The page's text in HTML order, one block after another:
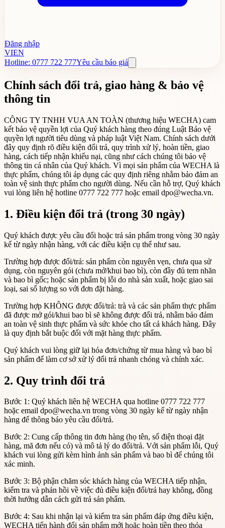
Đăng nhập
VIEN
Hotline: 0777 722 777Yêu cầu báo giá
Chính sách đổi trả, giao hàng & bảo vệ
thông tin
CÔNG TY TNHH VUA AN TOÀN (thương hiệu WECHA) cam
kết bảo vệ quyền lợi của Quý khách hàng theo đúng Luật Bảo vệ
quyền lợi người tiêu dùng và pháp luật Việt Nam. Chính sách dưới
đây quy định rõ điều kiện đổi trả, quy trình xử lý, hoàn tiền, giao
hàng, cách tiếp nhận khiếu nại, cũng như cách chúng tôi bảo vệ
thông tin cá nhân của Quý khách. Vì mọi sản phẩm của WECHA là
thực phẩm, chúng tôi áp dụng các quy định riêng nhằm bảo đảm an
toàn vệ sinh thực phẩm cho người dùng. Nếu cần hỗ trợ, Quý khách
vui lòng liên hệ hotline 0777 722 777 hoặc email dpo@wecha.vn.
1. Điều kiện đổi trả (trong 30 ngày)
Quý khách được yêu cầu đổi hoặc trả sản phẩm trong vòng 30 ngày
kể từ ngày nhận hàng, với các điều kiện cụ thể như sau.
Trường hợp được đổi/trả: sản phẩm còn nguyên vẹn, chưa qua sử
dụng, còn nguyên gói (chưa mở/khui bao bì), còn đầy đủ tem nhãn
và bao bì gốc; hoặc sản phẩm bị lỗi do nhà sản xuất, hoặc giao sai
loại, sai số lượng so với đơn đặt hàng.
Trường hợp KHÔNG được đổi/trả: trà và các sản phẩm thực phẩm
đã được mở gói/khui bao bì sẽ không được đổi trả, nhằm bảo đảm
an toàn vệ sinh thực phẩm và sức khỏe cho tất cả khách hàng. Đây
là quy định bắt buộc đối với mặt hàng thực phẩm.
Quý khách vui lòng giữ lại hóa đơn/chứng từ mua hàng và bao bì
sản phẩm để làm cơ sở xử lý đổi trả nhanh chóng và chính xác.
2. Quy trình đổi trả
Bước 1: Quý khách liên hệ WECHA qua hotline 0777 722 777
hoặc email dpo@wecha.vn trong vòng 30 ngày kể từ ngày nhận
hàng để thông báo yêu cầu đổi/trả.
Bước 2: Cung cấp thông tin đơn hàng (họ tên, số điện thoại đặt
hàng, mã đơn nếu có) và mô tả lý do đổi/trả. Với sản phẩm lỗi, Quý
khách vui lòng gửi kèm hình ảnh sản phẩm và bao bì để chúng tôi
xác minh.
Bước 3: Bộ phận chăm sóc khách hàng của WECHA tiếp nhận,
kiểm tra và phản hồi về việc đủ điều kiện đổi/trả hay không, đồng
thời hướng dẫn cách gửi trả sản phẩm.
Bước 4: Sau khi nhận lại và kiểm tra sản phẩm đáp ứng điều kiện,
WECHA tiến hành đổi sản phẩm mới hoặc hoàn tiền theo thỏa